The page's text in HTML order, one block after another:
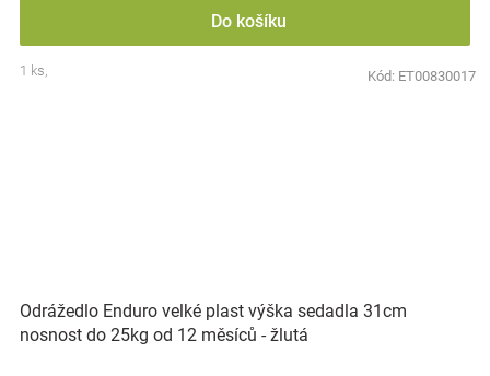
Do košíku
1 ks, Kód: ET00830017
Odrážedlo Enduro velké plast výška sedadla 31cm
nosnost do 25kg od 12 měsíců - žlutá